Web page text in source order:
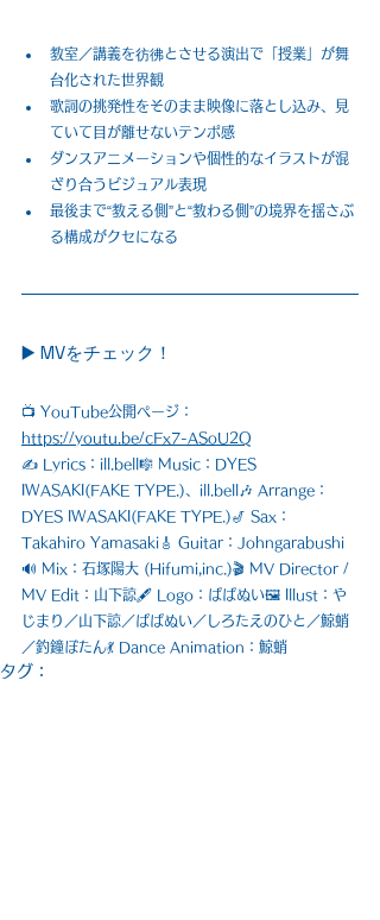
教室／講義を彷彿とさせる演出で「授業」が舞
台化された世界観
歌詞の挑発性をそのまま映像に落とし込み、見
ていて目が離せないテンポ感
ダンスアニメーションや個性的なイラストが混
ざり合うビジュアル表現
最後まで“教える側”と“教わる側”の境界を揺さぶ
る構成がクセになる
▶️ MVをチェック！
📺 YouTube公開ページ：
https://youtu.be/cFx7-ASoU2Q
✍️ Lyrics：ill.bell🎼 Music：DYES
IWASAKI(FAKE TYPE.)、ill.bell🎶 Arrange：
DYES IWASAKI(FAKE TYPE.)🎷 Sax：
Takahiro Yamasaki🎸 Guitar：Johngarabushi
🔊 Mix：石塚陽大 (Hifumi,inc.)🎬 MV Director /
MV Edit：山下諒🖋 Logo：ぱぱぬい🖼 Illust：や
じまり／山下諒／ぱぱぬい／しろたえのひと／鯨蛸
／釣鐘ぼたん💃 Dance Animation：鯨蛸
タグ：